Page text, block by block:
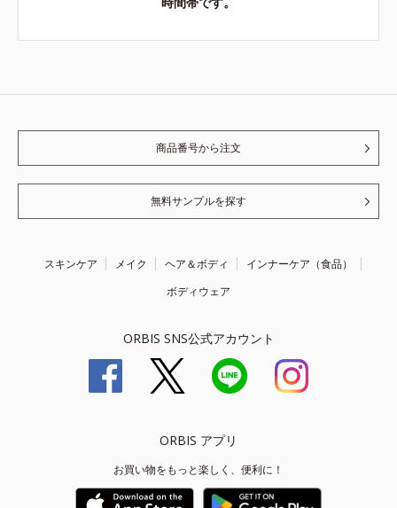
商品番号から注文
無料サンプルを探す
スキンケア メイク ヘア＆ボディ
インナーケア（食品）
ボディウェア
ORBIS SNS公式アカウント
ORBIS アプリ
お買い物をもっと楽しく、便利に！